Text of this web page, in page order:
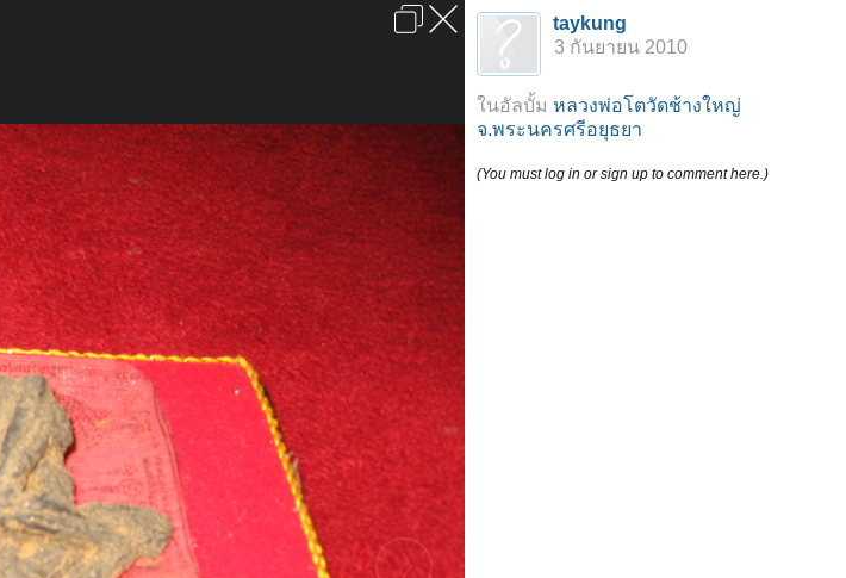
ห้องสนทนา
ลงโฆษณา ติดต่อเรา ช่วยเหลือ
taykung
3 กันยายน 2010
ในอัลบั้ม หลวงพ่อโตวัดช้างใหญ่
จ.พระนครศรีอยุธยา
(You must log in or sign up to comment here.)